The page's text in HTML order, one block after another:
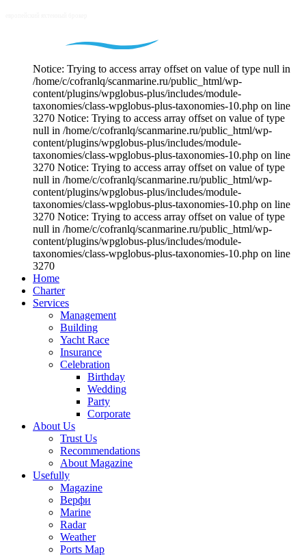
Notice: Trying to access array offset on value of type null in
/home/c/cofranlq/scanmarine.ru/public_html/wp-
content/plugins/wpglobus-plus/includes/module-
taxonomies/class-wpglobus-plus-taxonomies-10.php on line
3270 Notice: Trying to access array offset on value of type
null in /home/c/cofranlq/scanmarine.ru/public_html/wp-
content/plugins/wpglobus-plus/includes/module-
taxonomies/class-wpglobus-plus-taxonomies-10.php on line
3270 Notice: Trying to access array offset on value of type
null in /home/c/cofranlq/scanmarine.ru/public_html/wp-
content/plugins/wpglobus-plus/includes/module-
taxonomies/class-wpglobus-plus-taxonomies-10.php on line
3270 Notice: Trying to access array offset on value of type
null in /home/c/cofranlq/scanmarine.ru/public_html/wp-
content/plugins/wpglobus-plus/includes/module-
taxonomies/class-wpglobus-plus-taxonomies-10.php on line
3270
Home
Charter
Services
Management
Building
Yacht Race
Insurance
Celebration
Birthday
Wedding
Party
Corporate
About Us
Trust Us
Recommendations
About Magazine
Usefully
Magazine
Верфи
Marine
Radar
Weather
Ports Map